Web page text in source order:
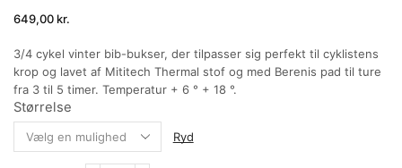
649,00 kr.
3/4 cykel vinter bib-bukser, der tilpasser sig perfekt til cyklistens
krop og lavet af Mititech Thermal stof og med Berenis pad til ture
fra 3 til 5 timer. Temperatur + 6 ° + 18 °.
Størrelse
Ryd